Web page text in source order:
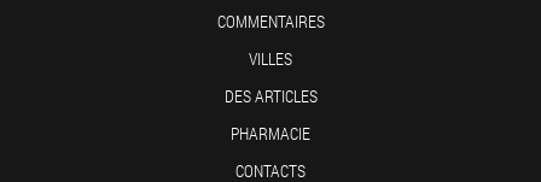
COMMENTAIRES
VILLES
DES ARTICLES
PHARMACIE
CONTACTS